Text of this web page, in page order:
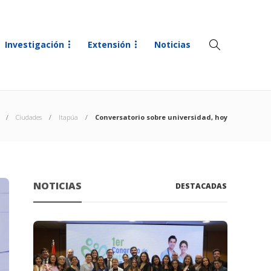
Investigación Extensión Noticias
Ciudades Itapúa Conversatorio sobre universidad, hoy
NOTICIAS DESTACADAS